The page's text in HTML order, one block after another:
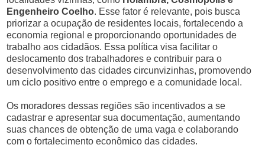
Engenheiro Coelho. Esse fator é relevante, pois busca
priorizar a ocupação de residentes locais, fortalecendo a
economia regional e proporcionando oportunidades de
trabalho aos cidadãos. Essa política visa facilitar o
deslocamento dos trabalhadores e contribuir para o
desenvolvimento das cidades circunvizinhas, promovendo
um ciclo positivo entre o emprego e a comunidade local.
Os moradores dessas regiões são incentivados a se
cadastrar e apresentar sua documentação, aumentando
suas chances de obtenção de uma vaga e colaborando
com o fortalecimento econômico das cidades.